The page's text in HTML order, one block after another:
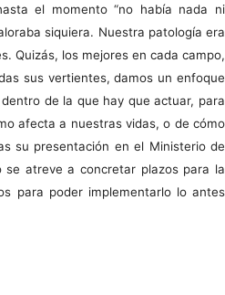
el momento “no había nada ni
siquiera. Nuestra patología era
Quizás, los mejores en cada campo,
sus vertientes, damos un enfoque
de la que hay que actuar, para
afecta a nuestras vidas, o de cómo
su presentación en el Ministerio de
se atreve a concretar plazos para la
para poder implementarlo lo antes